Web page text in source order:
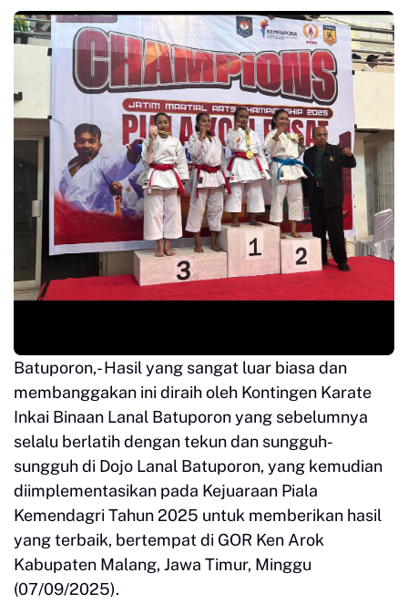
Batuporon,- Hasil yang sangat luar biasa dan
membanggakan ini diraih oleh Kontingen Karate
Inkai Binaan Lanal Batuporon yang sebelumnya
selalu berlatih dengan tekun dan sungguh-
sungguh di Dojo Lanal Batuporon, yang kemudian
diimplementasikan pada Kejuaraan Piala
Kemendagri Tahun 2025 untuk memberikan hasil
yang terbaik, bertempat di GOR Ken Arok
Kabupaten Malang, Jawa Timur, Minggu
(07/09/2025).